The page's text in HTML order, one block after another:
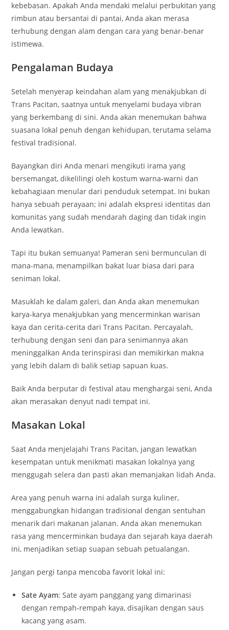
kebebasan. Apakah Anda mendaki melalui perbukitan yang
rimbun atau bersantai di pantai, Anda akan merasa
terhubung dengan alam dengan cara yang benar-benar
istimewa.
Pengalaman Budaya
Setelah menyerap keindahan alam yang menakjubkan di
Trans Pacitan, saatnya untuk menyelami budaya vibran
yang berkembang di sini. Anda akan menemukan bahwa
suasana lokal penuh dengan kehidupan, terutama selama
festival tradisional.
Bayangkan diri Anda menari mengikuti irama yang
bersemangat, dikelilingi oleh kostum warna-warni dan
kebahagiaan menular dari penduduk setempat. Ini bukan
hanya sebuah perayaan; ini adalah ekspresi identitas dan
komunitas yang sudah mendarah daging dan tidak ingin
Anda lewatkan.
Tapi itu bukan semuanya! Pameran seni bermunculan di
mana-mana, menampilkan bakat luar biasa dari para
seniman lokal.
Masuklah ke dalam galeri, dan Anda akan menemukan
karya-karya menakjubkan yang mencerminkan warisan
kaya dan cerita-cerita dari Trans Pacitan. Percayalah,
terhubung dengan seni dan para senimannya akan
meninggalkan Anda terinspirasi dan memikirkan makna
yang lebih dalam di balik setiap sapuan kuas.
Baik Anda berputar di festival atau menghargai seni, Anda
akan merasakan denyut nadi tempat ini.
Masakan Lokal
Saat Anda menjelajahi Trans Pacitan, jangan lewatkan
kesempatan untuk menikmati masakan lokalnya yang
menggugah selera dan pasti akan memanjakan lidah Anda.
Area yang penuh warna ini adalah surga kuliner,
menggabungkan hidangan tradisional dengan sentuhan
menarik dari makanan jalanan. Anda akan menemukan
rasa yang mencerminkan budaya dan sejarah kaya daerah
ini, menjadikan setiap suapan sebuah petualangan.
Jangan pergi tanpa mencoba favorit lokal ini:
Sate Ayam: Sate ayam panggang yang dimarinasi
dengan rempah-rempah kaya, disajikan dengan saus
kacang yang asam.